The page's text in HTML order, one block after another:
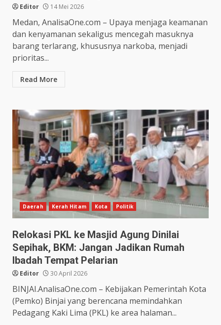
Editor 14 Mei 2026
Medan, AnalisaOne.com – Upaya menjaga keamanan
dan kenyamanan sekaligus mencegah masuknya
barang terlarang, khususnya narkoba, menjadi
prioritas...
Read More
Daerah Kerah Hitam Kota Politik
Relokasi PKL ke Masjid Agung Dinilai
Sepihak, BKM: Jangan Jadikan Rumah
Ibadah Tempat Pelarian
Editor 30 April 2026
BINJAI.AnalisaOne.com – Kebijakan Pemerintah Kota
(Pemko) Binjai yang berencana memindahkan
Pedagang Kaki Lima (PKL) ke area halaman...